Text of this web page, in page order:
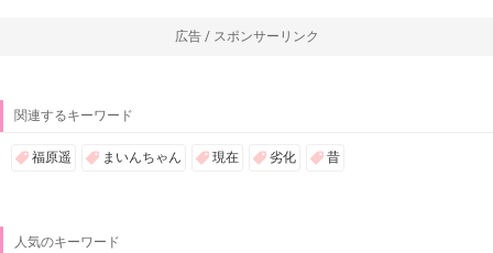
広告 / スポンサーリンク
関連するキーワード
福原遥 まいんちゃん 現在 劣化 昔
人気のキーワード